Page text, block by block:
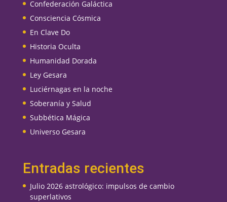
Confederación Galáctica
Consciencia Cósmica
En Clave Do
Historia Oculta
Humanidad Dorada
Ley Gesara
Luciérnagas en la noche
Soberanía y Salud
Subbética Mágica
Universo Gesara
Entradas recientes
Julio 2026 astrológico: impulsos de cambio
superlativos